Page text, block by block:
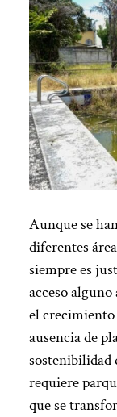
Aunque se
diferentes
siempre es
acceso alguno
el crecimiento
ausencia de
sostenibilidad
requiere
que se